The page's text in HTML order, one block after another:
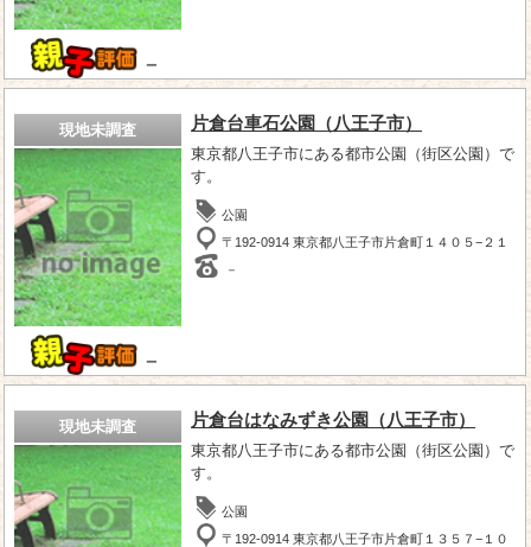
－
現地未調査
－
片倉台車石公園（八王子市）
東京都八王子市にある都市公園（街区公園）で
す。
公園
〒192-0914 東京都八王子市片倉町１４０５−２１
－
現地未調査 片倉台はなみずき公園（八王子市）
東京都八王子市にある都市公園（街区公園）で
す。
公園
〒192-0914 東京都八王子市片倉町１３５７−１０